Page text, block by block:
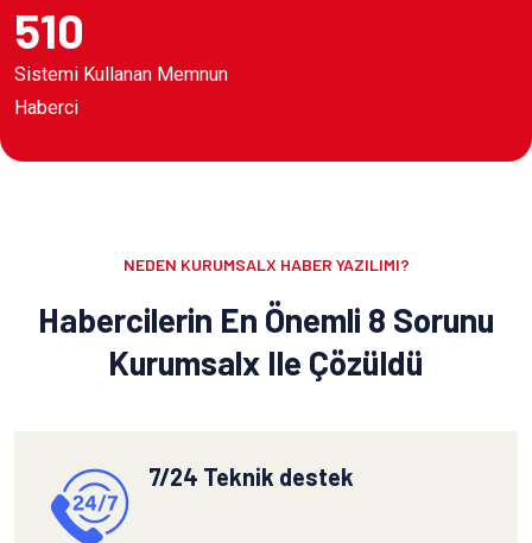
510
Sistemi Kullanan Memnun
Haberci
NEDEN KURUMSALX HABER YAZILIMI?
Habercilerin En Önemli 8 Sorunu
Kurumsalx Ile Çözüldü
7/24 Teknik destek